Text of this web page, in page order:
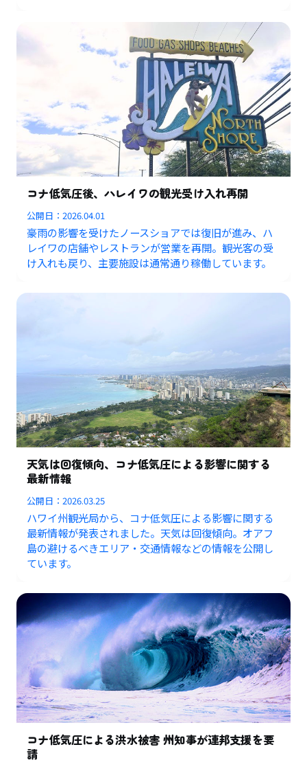
コナ低気圧後、ハレイワの観光受け入れ再開
公開日：2026.04.01
豪雨の影響を受けたノースショアでは復旧が進み、ハ
レイワの店舗やレストランが営業を再開。観光客の受
け入れも戻り、主要施設は通常通り稼働しています。
天気は回復傾向、コナ低気圧による影響に関する
最新情報
公開日：2026.03.25
ハワイ州観光局から、コナ低気圧による影響に関する
最新情報が発表されました。天気は回復傾向。オアフ
島の避けるべきエリア・交通情報などの情報を公開し
ています。
コナ低気圧による洪水被害 州知事が連邦支援を要
請